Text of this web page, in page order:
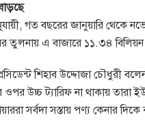
গত বছরের জানুয়ারি থেকে
তুলনায় এ বাজারে ১১.৩৪ বিলিয়ন
শিহাব উদ্দোজা চৌধুরী বলেন,
উচ্চ ট্যারিফ না থাকায় তারা
সর্বদা সস্তায় পণ্য